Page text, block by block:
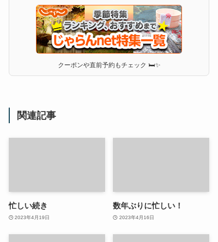
クーポンや直前予約もチェック 🛏✨
関連記事
忙しい続き
2023年4月19日
数年ぶりに忙しい！
2023年4月16日